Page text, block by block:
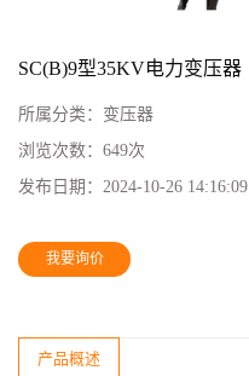
SC(B)9型35KV电力变压器
所属分类： 变压器
浏览次数： 649次
发布日期： 2024-10-26 14:16:09
我要询价
产品概述